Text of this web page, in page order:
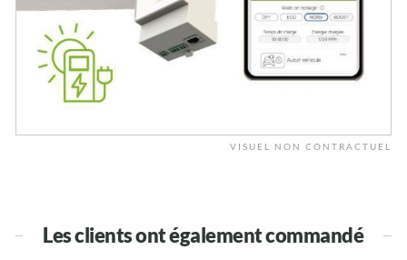
VISUEL NON CONTRACTUEL
Les clients ont également commandé